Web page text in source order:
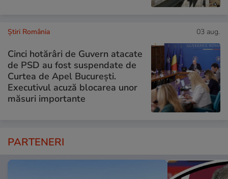
Știri România 03 aug.
Cinci hotărâri de Guvern atacate
de PSD au fost suspendate de
Curtea de Apel București.
Executivul acuză blocarea unor
măsuri importante
PARTENERI